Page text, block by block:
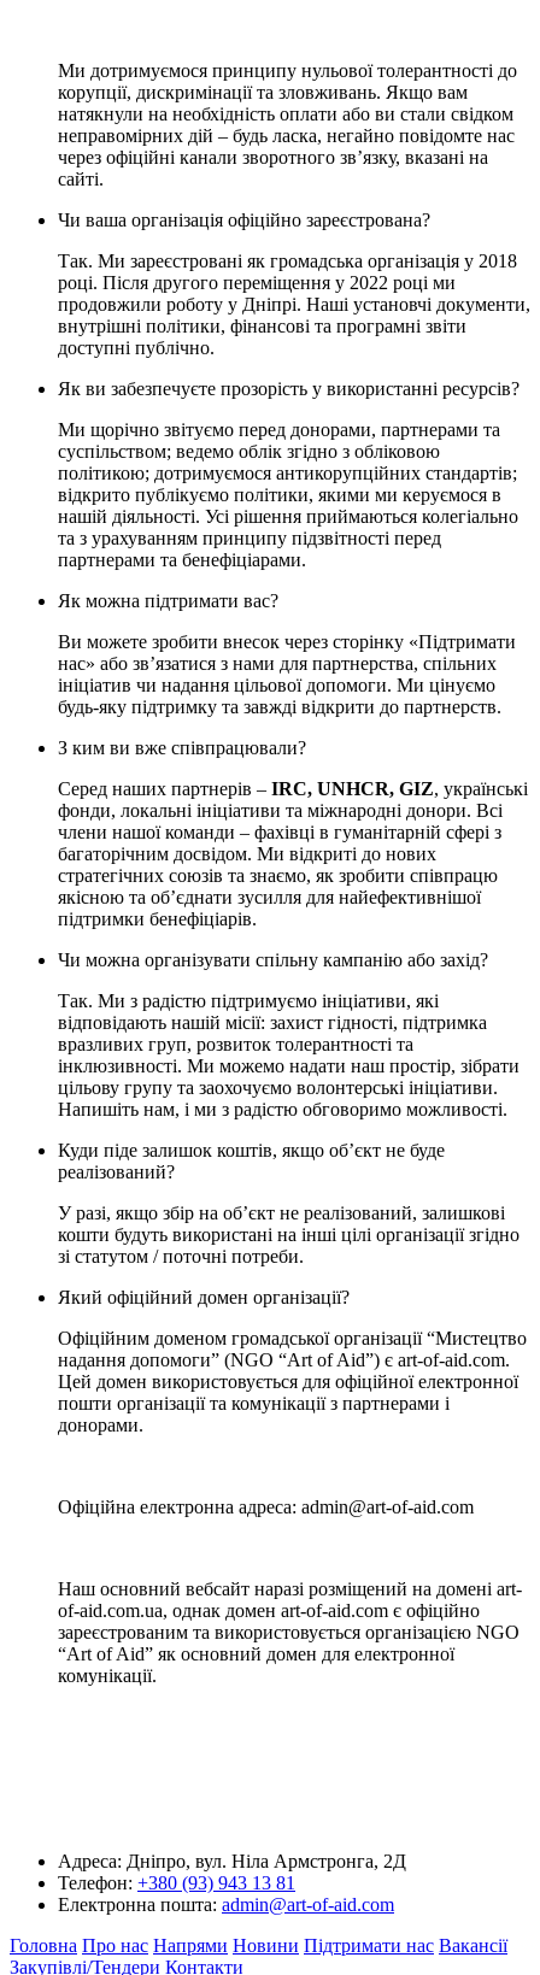
Ми дотримуємося принципу нульової толерантності до
корупції, дискримінації та зловживань. Якщо вам
натякнули на необхідність оплати або ви стали свідком
неправомірних дій – будь ласка, негайно повідомте нас
через офіційні канали зворотного зв’язку, вказані на
сайті.
Чи ваша організація офіційно зареєстрована?
Так. Ми зареєстровані як громадська організація у 2018
році. Після другого переміщення у 2022 році ми
продовжили роботу у Дніпрі. Наші установчі документи,
внутрішні політики, фінансові та програмні звіти
доступні публічно.
Як ви забезпечуєте прозорість у використанні ресурсів?
Ми щорічно звітуємо перед донорами, партнерами та
суспільством; ведемо облік згідно з обліковою
політикою; дотримуємося антикорупційних стандартів;
відкрито публікуємо політики, якими ми керуємося в
нашій діяльності. Усі рішення приймаються колегіально
та з урахуванням принципу підзвітності перед
партнерами та бенефіціарами.
Як можна підтримати вас?
Ви можете зробити внесок через сторінку «Підтримати
нас» або зв’язатися з нами для партнерства, спільних
ініціатив чи надання цільової допомоги. Ми цінуємо
будь-яку підтримку та завжді відкрити до партнерств.
З ким ви вже співпрацювали?
Серед наших партнерів – IRC, UNHCR, GIZ, українські
фонди, локальні ініціативи та міжнародні донори. Всі
члени нашої команди – фахівці в гуманітарній сфері з
багаторічним досвідом. Ми відкриті до нових
стратегічних союзів та знаємо, як зробити співпрацю
якісною та об’єднати зусилля для найефективнішої
підтримки бенефіціарів.
Чи можна організувати спільну кампанію або захід?
Так. Ми з радістю підтримуємо ініціативи, які
відповідають нашій місії: захист гідності, підтримка
вразливих груп, розвиток толерантності та
інклюзивності. Ми можемо надати наш простір, зібрати
цільову групу та заохочуємо волонтерські ініціативи.
Напишіть нам, і ми з радістю обговоримо можливості.
Куди піде залишок коштів, якщо обʼєкт не буде
реалізований?
У разі, якщо збір на об’єкт не реалізований, залишкові
кошти будуть використані на інші цілі організаціїзгідно
зі статутом / поточні потреби.
Який офіційний домен організації?
Офіційним доменом громадської організації “Мистецтво
надання допомоги” (NGO “Art of Aid”) є art-of-aid.com.
Цей домен використовується для офіційної електронної
пошти організації та комунікації з партнерами і
донорами.
Офіційна електронна адреса: admin@art-of-aid.com
Наш основний вебсайт наразі розміщений на домені art-
of-aid.com.ua, однак домен art-of-aid.com є офіційно
зареєстрованим та використовується організацією NGO
“Art of Aid” як основний домен для електронної
комунікації.
Адреса: Дніпро, вул. Ніла Армстронга, 2Д
Телефон: +380 (93) 943 13 81
Електронна пошта: admin@art-of-aid.com
Головна Про нас Напрями Новини Підтримати нас Вакансії
Закупівлі/Тендери Контакти